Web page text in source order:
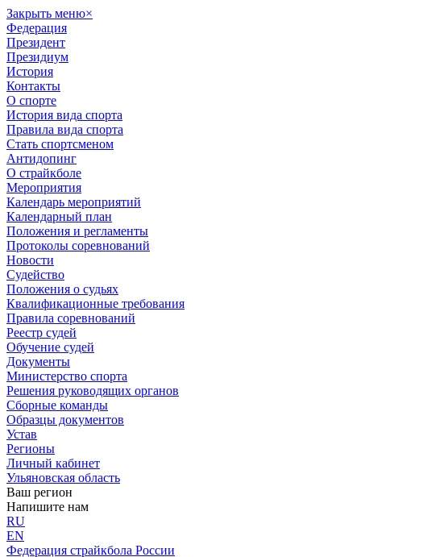
Закрыть меню×
Федерация
Президент
Президиум
История
Контакты
О спорте
История вида спорта
Правила вида спорта
Стать спортсменом
Антидопинг
О страйкболе
Мероприятия
Календарь мероприятий
Календарный план
Положения и регламенты
Протоколы соревнований
Новости
Судейство
Положения о судьях
Квалификационные требования
Правила соревнований
Реестр судей
Обучение судей
Документы
Министерство спорта
Решения руководящих органов
Сборные команды
Образцы документов
Устав
Регионы
Личный кабинет
Ульяновская область
Ваш регион
Напишите нам
RU
EN
Федерация страйкбола России